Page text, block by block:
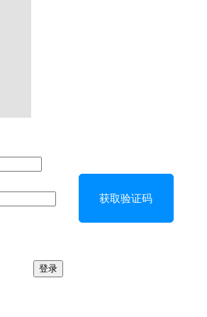
获取验证码
登录